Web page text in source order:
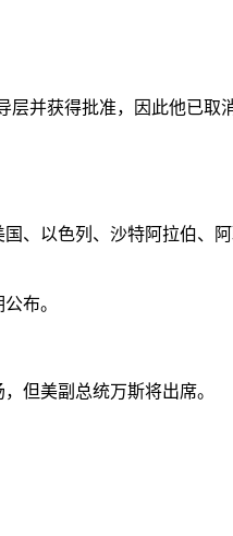
并获得批准，因此他已取
以色列、沙特阿拉伯、
布。
但美副总统万斯将出席。